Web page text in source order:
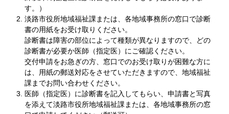
す。）
淡路市役所地域福祉課または、各地域事務所の窓口で診断
書の用紙をお受け取りください。
診断書は障害の部位によって種類が異なりますので、どの
診断書が必要か医師（指定医）にご確認ください。
交付申請をお急ぎの方、窓口でのお受け取りが困難な方に
は、用紙の郵送対応をさせていただきますので、地域福祉
課までお問い合わせください。
医師（指定医）に診断書を記入してもらい、申請書と写真
を添えて淡路市役所地域福祉課または、各地域事務所の窓